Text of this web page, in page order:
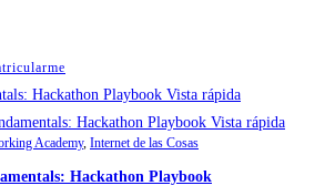
Vista rápida
Vista rápida
Academy, Internet de las Cosas
Hackathon Playbook